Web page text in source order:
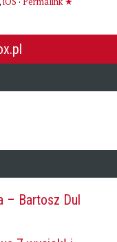
– Bartosz Dul